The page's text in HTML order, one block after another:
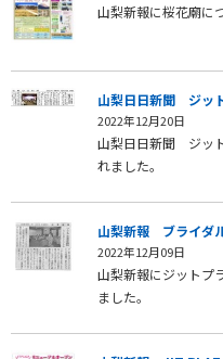
山梨新報に桜花廟に
山梨日日新聞 ジッ
2022年12月20日
山梨日日新聞 ジッ
れました。
山梨新報 ブライダ
2022年12月09日
山梨新報にジットプ
ました。